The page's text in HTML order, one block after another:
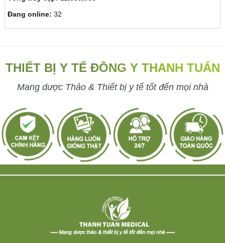
Đang online: 32
THIẾT BỊ Y TẾ ĐÔNG Y THANH TUẤN
Mang dược Thảo & Thiết bị y tế tốt đến mọi nhà